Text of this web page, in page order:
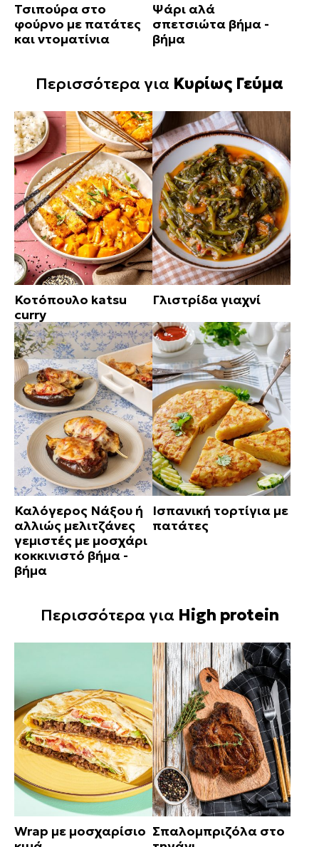
Τσιπούρα στο
φούρνο με πατάτες
και ντοματίνια
Ψάρι αλά
σπετσιώτα βήμα -
βήμα
Περισσότερα για Κυρίως Γεύμα
Κοτόπουλο katsu
curry
Γλιστρίδα γιαχνί
Καλόγερος Νάξου ή
αλλιώς μελιτζάνες
γεμιστές με μοσχάρι
κοκκινιστό βήμα -
βήμα
Ισπανική τορτίγια με
πατάτες
Περισσότερα για High protein
Wrap με μοσχαρίσιο Σπαλομπριζόλα στο